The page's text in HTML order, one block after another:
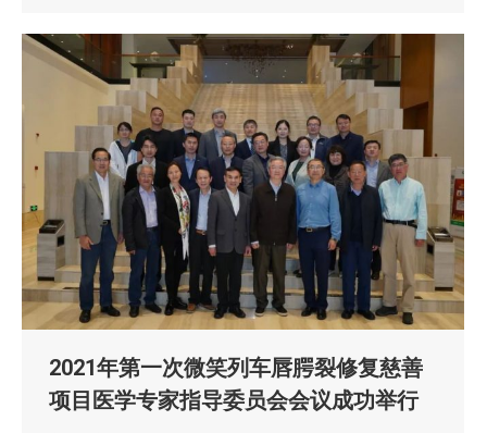
2021年第一次微笑列车唇腭裂修复慈善
项目医学专家指导委员会会议成功举行